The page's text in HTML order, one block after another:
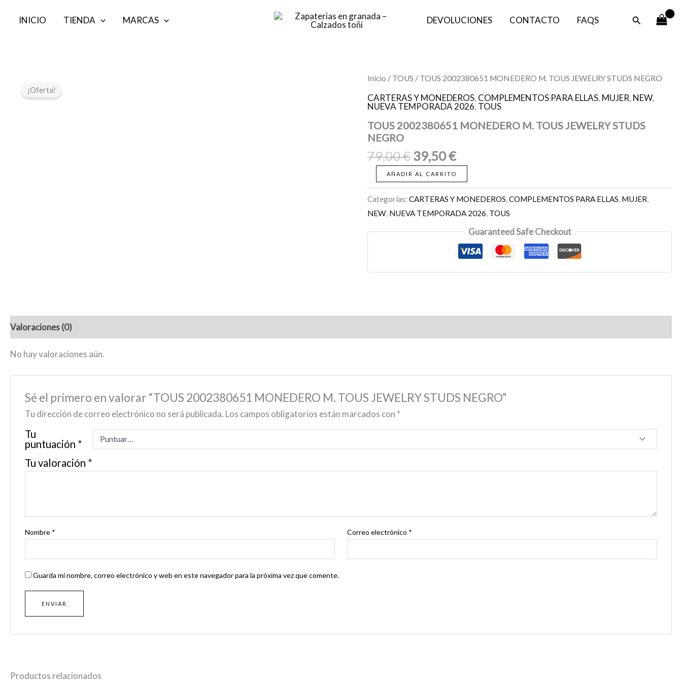
INICIO TIENDA MARCAS DEVOLUCIONES CONTACTO FAQS Buscar
¡Oferta!
Inicio / TOUS / TOUS 2002380651 MONEDERO M. TOUS JEWELRY STUDS NEGRO
CARTERAS Y MONEDEROS, COMPLEMENTOS PARA ELLAS, MUJER, NEW,
NUEVA TEMPORADA 2026, TOUS
TOUS 2002380651 MONEDERO M. TOUS JEWELRY STUDS
NEGRO
79,00€
El
precio
original
era:
79,00 €.
39,50€
El
precio
actual
es:
39,50 €.
TOUS
MONEDERO
M.
JEWELRY
STUDS
cantidad
AÑADIR AL CARRITO
Categorías:CARTERAS Y MONEDEROS,COMPLEMENTOS PARA ELLAS, MUJER,
NEW, NUEVA TEMPORADA 2026, TOUS
Guaranteed Safe Checkout
Valoraciones (0)
No hay valoraciones aún.
Sé el primero en valorar “TOUS 2002380651 MONEDERO M. TOUS JEWELRY STUDS NEGRO”
Tu dirección de correo electrónico no será publicada. Los campos obligatorios están marcados con *
Tu
puntuación *
Tu valoración *
Nombre * Correo electrónico *
Guarda mi nombre, correo electrónico y web en este navegador para la próxima vez que comente.
Productos relacionados
79,00 €.
39,50 €.
STUDS